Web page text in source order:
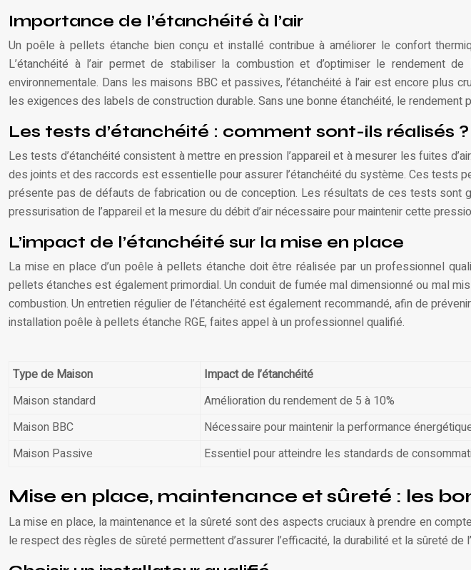
Importance de l’étanchéité à l’air
Un poêle à pellets étanche bien conçu et installé contribue à améliorer le confort
L’étanchéité à l’air permet de stabiliser la combustion et d’optimiser le rendement
environnementale. Dans les maisons BBC et passives, l’étanchéité à l’air est encore
les exigences des labels de construction durable. Sans une bonne étanchéité, le
Les tests d’étanchéité : comment sont-ils réalisés ?
Les tests d’étanchéité consistent à mettre en pression l’appareil et à mesurer les fuites
des joints et des raccords est essentielle pour assurer l’étanchéité du système. Ces tests
présente pas de défauts de fabrication ou de conception. Les résultats de ces tests
pressurisation de l’appareil et la mesure du débit d’air nécessaire pour maintenir cette
L’impact de l’étanchéité sur la mise en place
La mise en place d’un poêle à pellets étanche doit être réalisée par un professionnel
pellets étanches est également primordial. Un conduit de fumée mal dimensionné ou mal
combustion. Un entretien régulier de l’étanchéité est également recommandé, afin de
installation poêle à pellets étanche RGE, faites appel à un professionnel qualifié.
Type de Maison
Impact de l’étanchéité
Maison standard
Amélioration du rendement de 5 à 10%
Maison BBC
Nécessaire pour maintenir la performance
Maison Passive
Essentiel pour atteindre les standards de
Mise en place, maintenance et sûreté : les
La mise en place, la maintenance et la sûreté sont des aspects cruciaux à prendre en
le respect des règles de sûreté permettent d’assurer l’efficacité, la durabilité et la sûreté de